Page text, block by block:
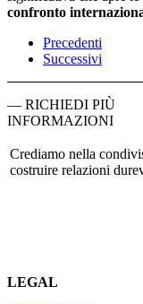
confronto
Precedenti
Successivi
— RICHIEDI PIÙ
INFORMAZIONI
Crediamo nella
costruire relazioni
LEGAL